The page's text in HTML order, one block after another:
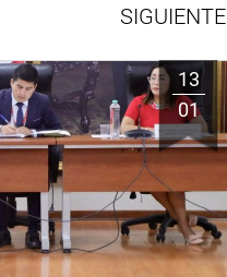
SIGUIENTE
13
01